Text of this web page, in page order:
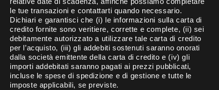
le tue transazioni e contattarti quando necessario.
Dichiari e garantisci che (i) le informazioni sulla carta di
credito fornite sono veritiere, corrette e complete, (ii) sei
debitamente autorizzato a utilizzare tale carta di credito
per l’acquisto, (iii) gli addebiti sostenuti saranno onorati
dalla società emittente della carta di credito e (iv) gli
importi addebitati saranno pagati ai prezzi pubblicati,
incluse le spese di spedizione e di gestione e tutte le
imposte applicabili, se previste.